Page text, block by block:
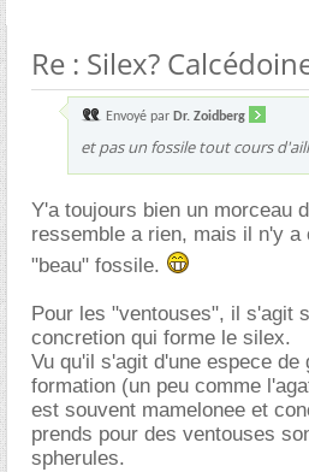
Re : Silex?
Envoyé par Dr. Zoidberg
et pas un fossile tout cours
Y'a toujours bien un morceau
ressemble a rien, mais il n'y a
"beau" fossile.
Pour les "ventouses", il s'agit
concretion qui forme le silex.
Vu qu'il s'agit d'une espece
formation (un peu comme
est souvent mamelonee et
prends pour des ventouses
spherules.